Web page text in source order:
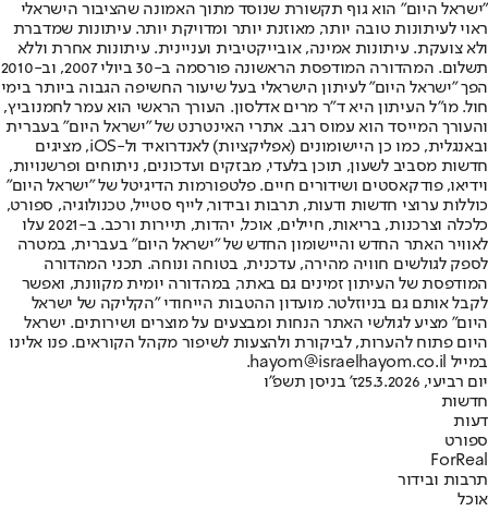
"ישראל היום" הוא גוף תקשורת שנוסד מתוך האמונה שהציבור הישראלי
ראוי לעיתונות טובה יותר, מאוזנת יותר ומדויקת יותר. עיתונות שמדברת
ולא צועקת. עיתונות אמינה, אובייקטיבית ועניינית. עיתונות אחרת וללא
תשלום. המהדורה המודפסת הראשונה פורסמה ב-30 ביולי 2007, וב-2010
הפך "ישראל היום" לעיתון הישראלי בעל שיעור החשיפה הגבוה ביותר בימי
חול. מו"ל העיתון היא ד"ר מרים אדלסון. העורך הראשי הוא עמר לחמנוביץ,
והעורך המייסד הוא עמוס רגב. אתרי האינטרנט של "ישראל היום" בעברית
ובאנגלית, כמו כן היישומונים (אפליקציות) לאנדרואיד ול-iOS, מציגים
חדשות מסביב לשעון, תוכן בלעדי, מבזקים ועדכונים, ניתוחים ופרשנויות,
וידיאו, פודקאסטים ושידורים חיים. פלטפורמות הדיגיטל של "ישראל היום"
כוללות ערוצי חדשות ודעות, תרבות ובידור, לייף סטייל, טכנולוגיה, ספורט,
כלכלה וצרכנות, בריאות, חיילים, אוכל, יהדות, תיירות ורכב. ב-2021 עלו
לאוויר האתר החדש והיישומון החדש של "ישראל היום" בעברית, במטרה
לספק לגולשים חוויה מהירה, עדכנית, בטוחה ונוחה. תכני המהדורה
המודפסת של העיתון זמינים גם באתר, במהדורה יומית מקוונת, ואפשר
לקבל אותם גם בניוזלטר. מועדון ההטבות הייחודי "הקליקה של ישראל
היום" מציע לגולשי האתר הנחות ומבצעים על מוצרים ושירותים. ישראל
היום פתוח להערות, לביקורת ולהצעות לשיפור מקהל הקוראים. פנו אלינו
במייל hayom@israelhayom.co.il.
יום רביעי, 25.3.2026
ז' בניסן תשפ"ו
חדשות
דעות
ספורט
ForReal
תרבות ובידור
אוכל